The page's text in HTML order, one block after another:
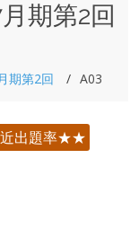
期第2回
期第2回 A03
出題率★★